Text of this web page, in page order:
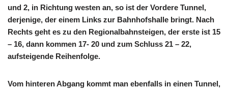
und 2, in Richtung westen an, so ist der Vordere Tunnel,
derjenige, der einem Links zur Bahnhofshalle bringt. Nach
Rechts geht es zu den Regionalbahnsteigen, der erste ist 15
– 16, dann kommen 17- 20 und zum Schluss 21 – 22,
aufsteigende Reihenfolge.
Vom hinteren Abgang kommt man ebenfalls in einen Tunnel,